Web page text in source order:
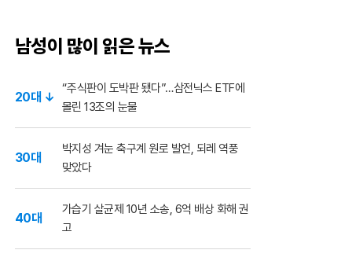
남성이 많이 읽은 뉴스
20대 ↓
“주식판이 도박판 됐다”…삼전닉스 ETF에
몰린 13조의 눈물
30대
박지성 겨눈 축구계 원로 발언, 되레 역풍
맞았다
40대
가습기 살균제 10년 소송, 6억 배상 화해 권
고